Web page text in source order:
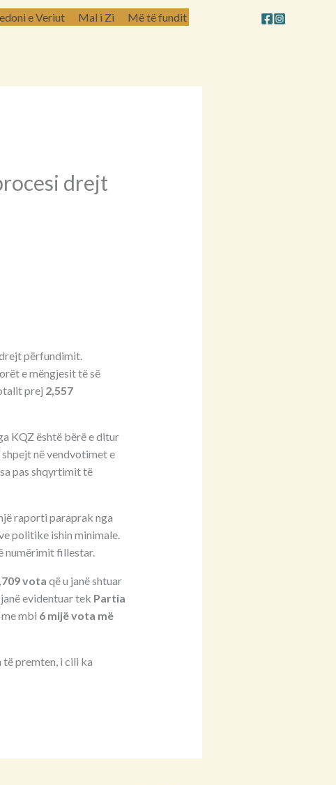
e Veriut Mal i Zi Më të fundit
drejt
përfundimit.
e mëngjesit të së
prej 2,557
KQZ është bërë e ditur
në vendvotimet e
pas shqyrtimit të
raporti paraprak nga
politike ishin minimale.
numërimit fillestar.
vota që u janë shtuar
evidentuar tek Partia
mbi 6 mijë vota më
të premten, i cili ka